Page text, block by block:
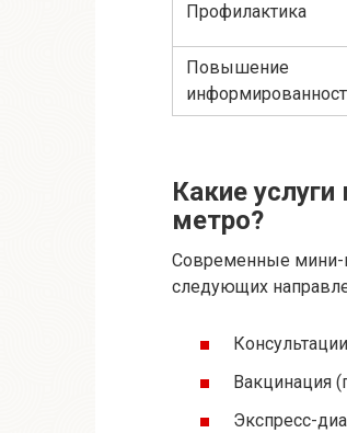
Профилактика
Повышение
Какие
метро?
Современные мини-
следующих
Вакцинация
Экспресс-